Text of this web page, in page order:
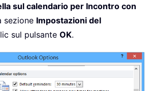
sul calendario per Incontro con
sezione Impostazioni del
sul pulsante OK.